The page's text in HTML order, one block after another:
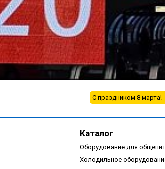
С праздником 8 марта!
Каталог
Оборудование для
Холодильное